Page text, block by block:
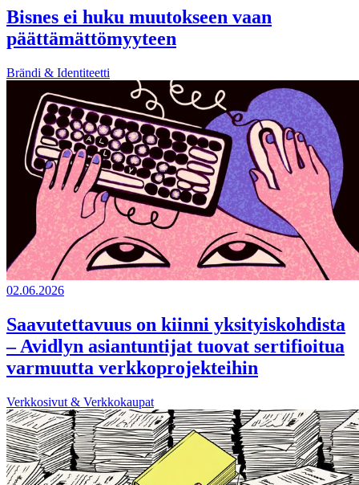
Bisnes ei huku muutokseen vaan
päättämättömyyteen
Brändi & Identiteetti
02.06.2026
Saavutettavuus on kiinni yksityiskohdista
– Avidlyn asiantuntijat tuovat sertifioitua
varmuutta verkkoprojekteihin
Verkkosivut & Verkkokaupat